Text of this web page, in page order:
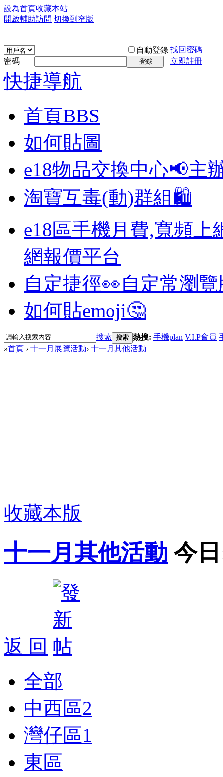
設為首頁收藏本站
開啟輔助訪問 切換到窄版
自動登錄 找回密碼
密碼
登錄 立即註冊
快捷導航
首頁BBS
如何貼圖
e18物品交換中心📢主
淘寶互毒(動)群組🛍️
e18區手機月費,寬頻上
網報價平台
自定捷徑👀自定常瀏
如何貼emoji🤔
搜索 搜索 熱搜: 手機plan V.I.P會員
»首頁 › 十一月展覽活動› 十一月其他活動
收藏本版
十一月其他活動 今
返 回
全部
中西區2
灣仔區1
東區